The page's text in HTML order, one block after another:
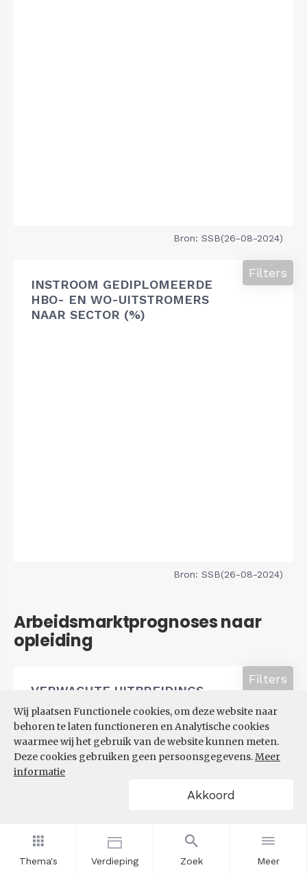
Thema's Verdieping Zoek Meer
Wij plaatsen Functionele cookies, om deze website naar
behoren te laten functioneren en Analytische cookies
waarmee wij het gebruik van de website kunnen meten.
Deze cookies gebruiken geen persoonsgegevens.Meer
informatie
Akkoord
Bron: SSB(26-08-2024)
INSTROOM GEDIPLOMEERDE
HBO- EN WO-UITSTROMERS
NAAR SECTOR (%)
Filters
Bron: SSB(26-08-2024)
Arbeidsmarktprognoses naar
opleiding
VERWACHTE UITBREIDINGS-
EN VERVANGINGSVRAAG NAAR
OPLEIDINGSNIVEAU
Filters